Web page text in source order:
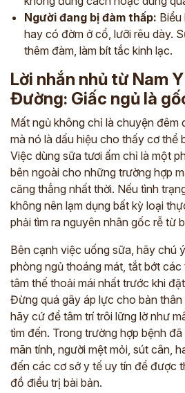
Người đang bị đàm thấp: Biểu
hay có đờm ở cổ, lưỡi rêu dày.
thêm đàm, làm bít tắc kinh lạc.
Lời nhắn nhủ từ Nam
Đường: Giấc ngủ là
Mất ngủ không chỉ là chuyện đêm
mà nó là dấu hiệu cho thấy cơ thể
Việc dùng sữa tươi ấm chỉ là một
bên ngoài cho những trường hợp
căng thẳng nhất thời. Nếu tình
không nên lạm dụng bất kỳ loại
phải tìm ra nguyên nhân gốc rễ từ
Bên cạnh việc uống sữa, hãy chú
phòng ngủ thoáng mát, tắt bớt
tâm thế thoải mái nhất trước khi
Đừng quá gây áp lực cho bản thân
hãy cứ để tâm trí trôi lững lờ như
tìm đến. Trong trường hợp bệnh
mãn tính, người mệt mỏi, sút cân,
đến các cơ sở y tế uy tín để được
đồ điều trị bài bản.